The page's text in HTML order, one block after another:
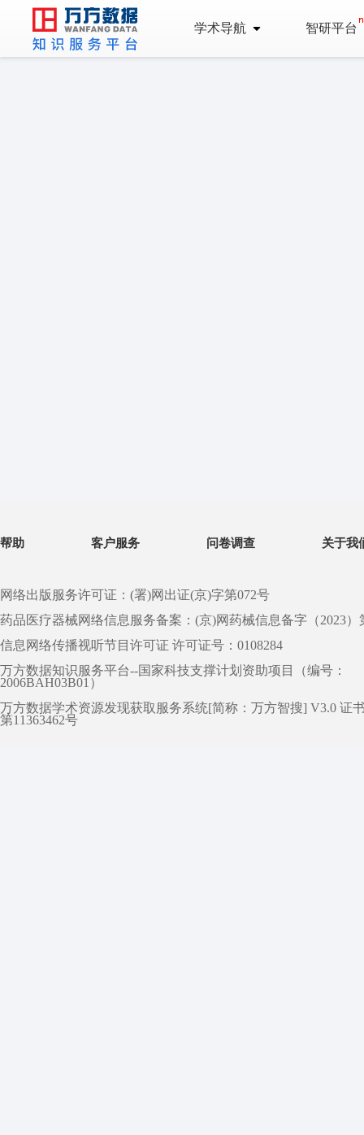
学术导航 智研平台
帮助 客户服务 问卷调查 关于我
网络出版服务许可证：(署)网出证(京)字第072号
药品医疗器械网络信息服务备案：(京)网药械信息备字（2023）
信息网络传播视听节目许可证 许可证号：0108284
万方数据知识服务平台--国家科技支撑计划资助项目（编号：
2006BAH03B01）
万方数据学术资源发现获取服务系统[简称：万方智搜] V3.0 证
第11363462号